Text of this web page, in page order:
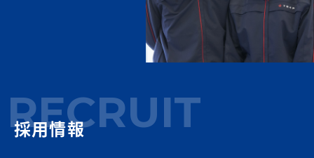
RECRUIT
採用情報